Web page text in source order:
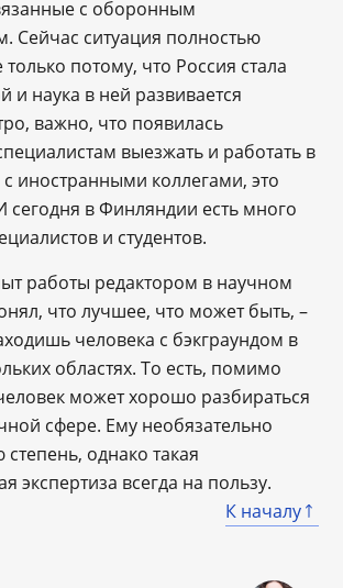
с оборонным
Сейчас ситуация полностью
потому, что Россия стала
и наука в ней развивается
важно, что появилась
выезжать и работать в
иностранными коллегами, это
сегодня в Финляндии есть много
и студентов.
работы редактором в научном
что лучшее, что может быть, –
человека с бэкграундом в
областях. То есть, помимо
может хорошо разбираться
сфере. Ему необязательно
однако такая
экспертиза всегда на пользу.
К началу